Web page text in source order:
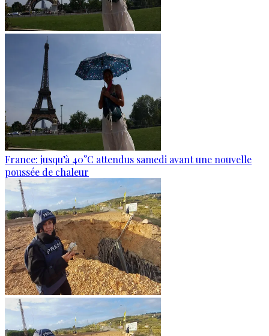
France: jusqu’à 40°C attendus samedi avant une nouvelle
poussée de chaleur